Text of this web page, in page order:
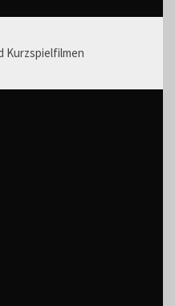
Kurzspielfilmen